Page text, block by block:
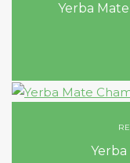
Yerba